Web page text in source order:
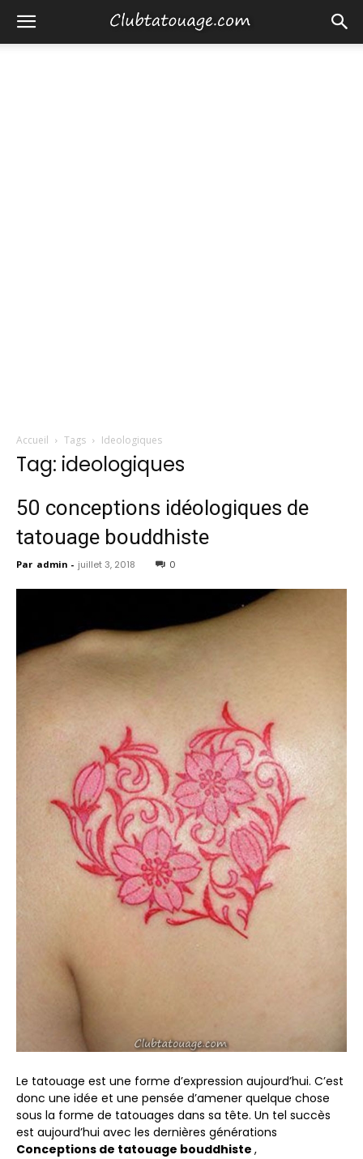
Accueil Tags Ideologiques
Tag: ideologiques
50 conceptions idéologiques de
tatouage bouddhiste
Par admin - juillet 3, 2018 0
Le tatouage est une forme d’expression aujourd’hui. C’est
donc une idée et une pensée d’amener quelque chose
sous la forme de tatouages ​​dans sa tête. Un tel succès
est aujourd’hui avec les dernières générations
Conceptions de tatouage bouddhiste ,